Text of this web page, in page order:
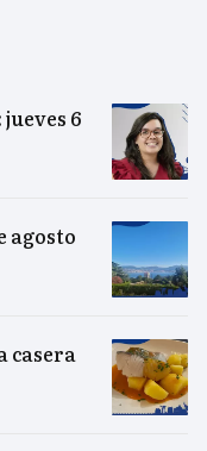
6
agosto
casera